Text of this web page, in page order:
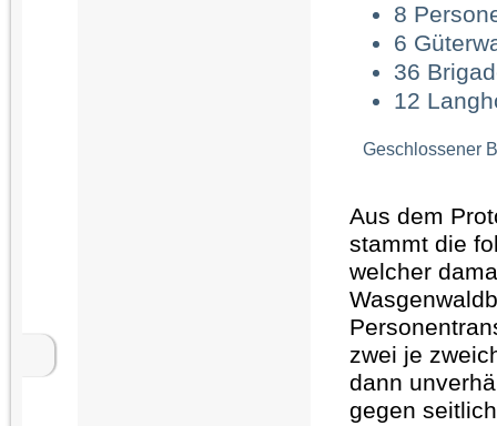
8
6
36
12
Geschlossener
Aus dem
stammt die
welcher
zwei je
dann
gegen